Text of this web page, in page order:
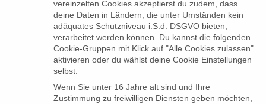
„Track Pants“
Es wurden keine Produkte gefunden, die deiner
Auswahl entsprechen.
vereinzelten Cookies akzeptierst du zudem, dass
deine Daten in Ländern, die unter Umständen kein
adäquates Schutzniveau i.S.d. DSGVO bieten,
verarbeitet werden können. Du kannst die folgenden
Cookie-Gruppen mit Klick auf "Alle Cookies zulassen"
aktivieren oder du wählst deine Cookie Einstellungen
selbst.
Wenn Sie unter 16 Jahre alt sind und Ihre
Zustimmung zu freiwilligen Diensten geben möchten,